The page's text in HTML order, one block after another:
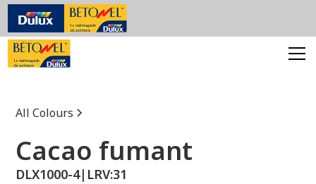
All Colours
Cacao fumant
DLX1000-4| LRV:31